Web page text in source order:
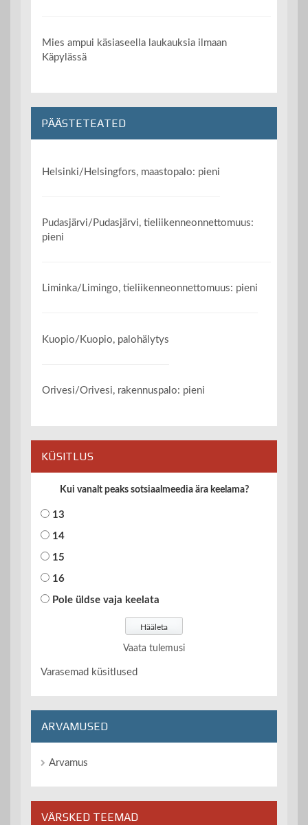
Mies ampui käsiaseella laukauksia ilmaan
Käpylässä
PÄÄSTETEATED
Helsinki/Helsingfors, maastopalo: pieni
Pudasjärvi/Pudasjärvi, tieliikenneonnettomuus:
pieni
Liminka/Limingo, tieliikenneonnettomuus: pieni
Kuopio/Kuopio, palohälytys
Orivesi/Orivesi, rakennuspalo: pieni
KÜSITLUS
Kui vanalt peaks sotsiaalmeedia ära keelama?
13
14
15
16
Pole üldse vaja keelata
Vaata tulemusi
Varasemad küsitlused
ARVAMUSED
Arvamus
VÄRSKED TEEMAD